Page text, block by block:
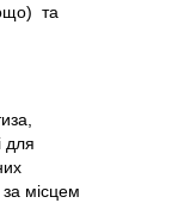
та
для
за місцем